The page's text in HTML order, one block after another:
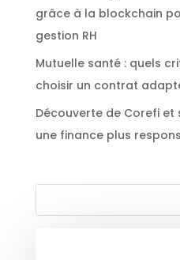
grâce à la blockchain
gestion RH
Mutuelle santé : quels
choisir un contrat
Découverte de Corefi
une finance plus